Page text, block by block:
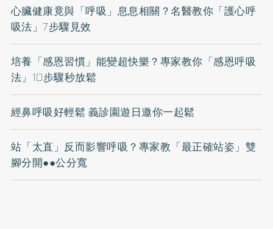
心臟健康竟與「呼吸」息息相關？名醫教你「護心呼
吸法」7步驟見效
培養「感恩習慣」能變超快樂？專家教你「感恩呼吸
法」10步驟秒放鬆
經鼻呼吸好輕鬆 義診園遊日邀你一起鬆
站「太直」反而影響呼吸？專家教「最正確站姿」雙
腳分開●●公分寬